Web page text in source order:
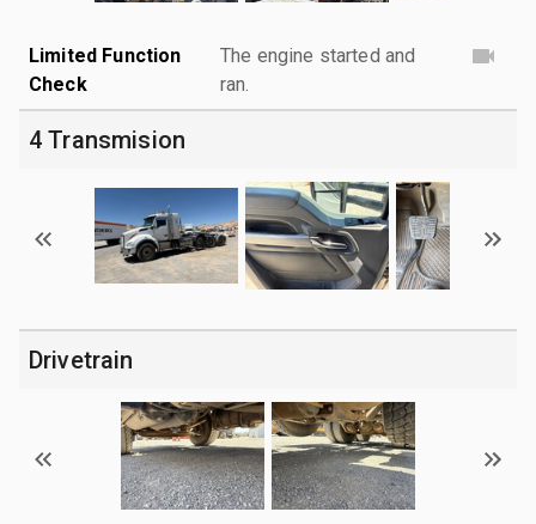
Limited Function
Check
The engine started and
ran.
4 Transmision
Drivetrain